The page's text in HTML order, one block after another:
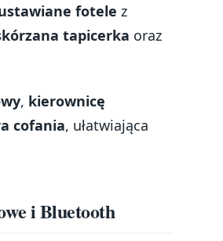
fotele z
tapicerka oraz
, kierownicę
cofania, ułatwiająca
i Bluetooth